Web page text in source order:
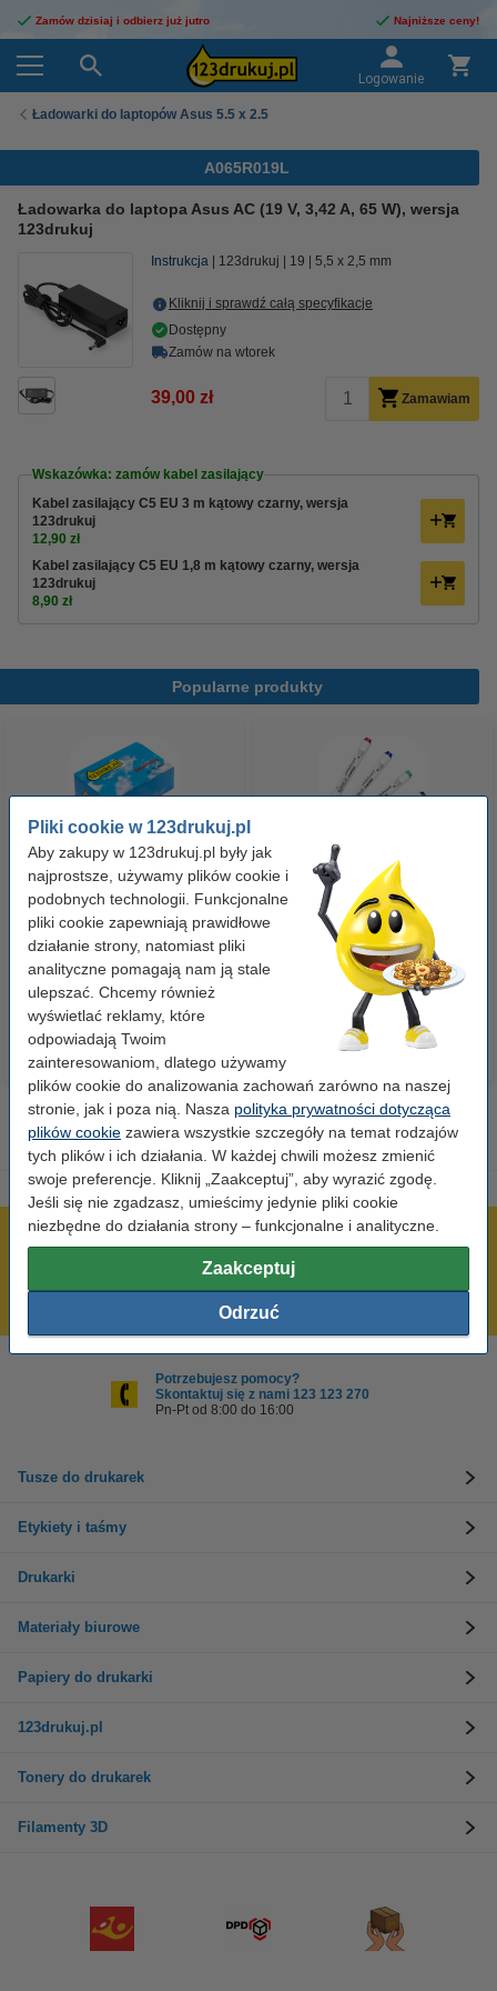
Pliki cookie w 123drukuj.pl
Aby zakupy w 123drukuj.pl były jak
najprostsze, używamy plików cookie i
podobnych technologii. Funkcjonalne
pliki cookie zapewniają prawidłowe
działanie strony, natomiast pliki
analityczne pomagają nam ją stale
ulepszać. Chcemy również
wyświetlać reklamy, które
odpowiadają Twoim
zainteresowaniom, dlatego używamy
plików cookie do analizowania zachowań zarówno na naszej
stronie, jak i poza nią. Nasza polityka prywatności dotycząca
plików cookie zawiera wszystkie szczegóły na temat rodzajów
tych plików i ich działania. W każdej chwili możesz zmienić
swoje preferencje. Kliknij „Zaakceptuj”, aby wyrazić zgodę.
Jeśli się nie zgadzasz, umieścimy jedynie pliki cookie
niezbędne do działania strony – funkcjonalne i analityczne.
Zaakceptuj
Odrzuć
Zamów dzisiaj i odbierz już jutro Najniższe ceny!
Logowanie
Ładowarki do laptopów Asus 5.5 x 2.5
A065R019L
Ładowarka do laptopa Asus AC (19 V, 3,42 A, 65 W), wersja
123drukuj
Instrukcja 123drukuj 19 5,5 x 2,5 mm
Kliknij i sprawdź całą specyfikacje
Dostępny
Zamów na wtorek
39,00 zł Zamawiam
Wskazówka: zamów kabel zasilający
Kabel zasilający C5 EU 3 m kątowy czarny, wersja
123drukuj
12,90 zł
Kabel zasilający C5 EU 1,8 m kątowy czarny, wersja
123drukuj
8,90 zł
Popularne produkty
Spinacze biurowe 33 mm
okrągłe (100 sztuk), 123drukuj
2,90 zł z VAT
Zestaw 4x marker do tablic
suchościeralnych (okrągła
końcówka 2,5 mm) 123drukuj
19,90 zł z VAT
600 tysięcy zadowolonych klientów
Potrzebujesz pomocy?
Skontaktuj się z nami 123 123 270
Pn-Pt od 8:00 do 16:00
Tusze do drukarek
Etykiety i taśmy
Drukarki
Materiały biurowe
Papiery do drukarki
123drukuj.pl
Tonery do drukarek
Filamenty 3D